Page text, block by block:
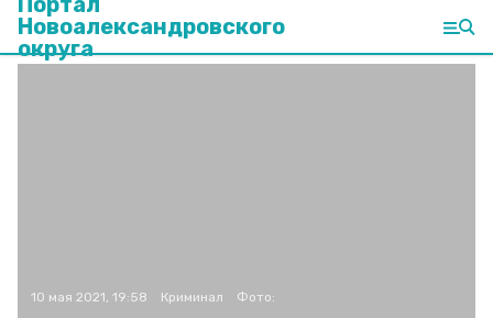
Новоалександровского
округа
10 мая 2021, 19:58 Криминал Фото: